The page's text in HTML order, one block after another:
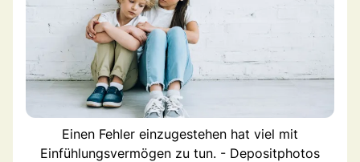
Einen Fehler einzugestehen hat viel mit
Einfühlungsvermögen zu tun. - Depositphotos